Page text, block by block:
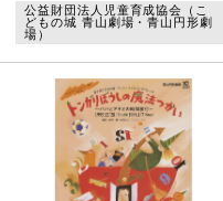
年代から80年代を中心に、紙で現
存するポスターをデジタル化。ポ
代以降の舞台芸術系のポスターを
収集・保存、これまでも研究や
数々の展覧会に協力する等、演劇
公演のポスターに造詣が深い、ポ
スターハリス・カンパニー社代表
の笹目浩之氏が担当。
公益財団法人児童育成協会（こ
どもの城 青山劇場・青山円形劇
場）